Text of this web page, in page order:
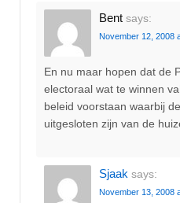
Bent says:
November 12, 2008
En nu maar hopen dat de
electoraal wat te winnen
beleid voorstaan waarbij
uitgesloten zijn van de
Sjaak says:
November 13, 2008